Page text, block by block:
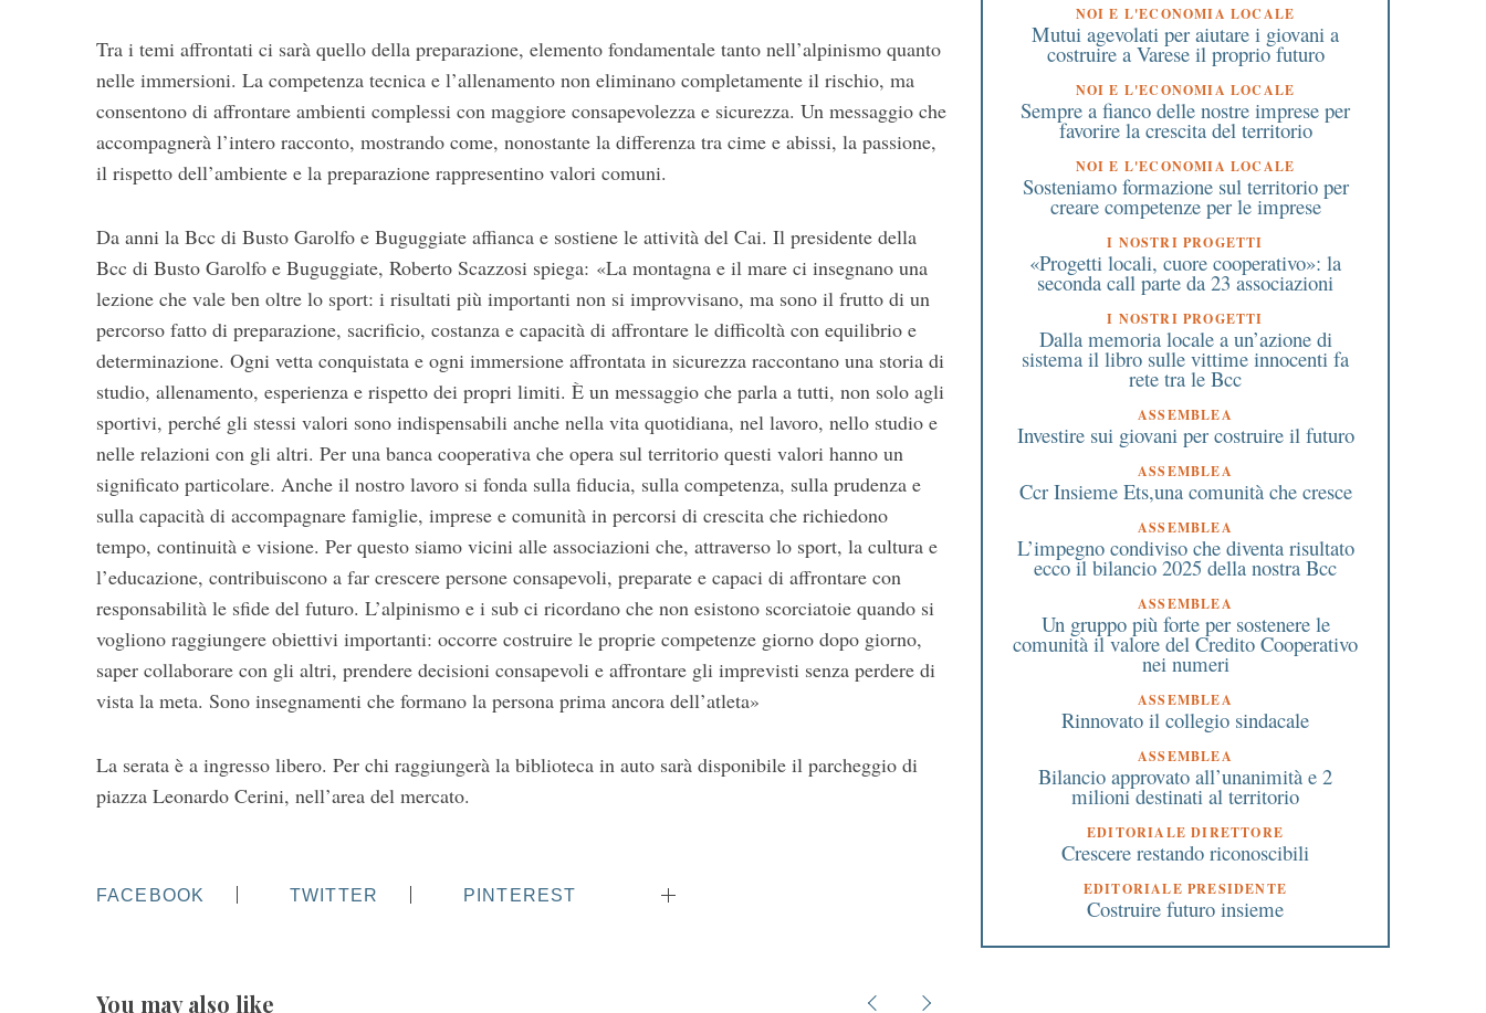
Tra i temi affrontati ci sarà quello della preparazione, elemento fondamentale tanto nell’alpinismo quanto
nelle immersioni. La competenza tecnica e l’allenamento non eliminano completamente il rischio, ma
consentono di affrontare ambienti complessi con maggiore consapevolezza e sicurezza. Un messaggio che
accompagnerà l’intero racconto, mostrando come, nonostante la differenza tra cime e abissi, la passione,
il rispetto dell’ambiente e la preparazione rappresentino valori comuni.
Da anni la Bcc di Busto Garolfo e Buguggiate affianca e sostiene le attività del Cai. Il presidente della
Bcc di Busto Garolfo e Buguggiate, Roberto Scazzosi spiega: «La montagna e il mare ci insegnano una
lezione che vale ben oltre lo sport: i risultati più importanti non si improvvisano, ma sono il frutto di un
percorso fatto di preparazione, sacrificio, costanza e capacità di affrontare le difficoltà con equilibrio e
determinazione. Ogni vetta conquistata e ogni immersione affrontata in sicurezza raccontano una storia di
studio, allenamento, esperienza e rispetto dei propri limiti. È un messaggio che parla a tutti, non solo agli
sportivi, perché gli stessi valori sono indispensabili anche nella vita quotidiana, nel lavoro, nello studio e
nelle relazioni con gli altri. Per una banca cooperativa che opera sul territorio questi valori hanno un
significato particolare. Anche il nostro lavoro si fonda sulla fiducia, sulla competenza, sulla prudenza e
sulla capacità di accompagnare famiglie, imprese e comunità in percorsi di crescita che richiedono
tempo, continuità e visione. Per questo siamo vicini alle associazioni che, attraverso lo sport, la cultura e
l’educazione, contribuiscono a far crescere persone consapevoli, preparate e capaci di affrontare con
responsabilità le sfide del futuro. L’alpinismo e i sub ci ricordano che non esistono scorciatoie quando si
vogliono raggiungere obiettivi importanti: occorre costruire le proprie competenze giorno dopo giorno,
saper collaborare con gli altri, prendere decisioni consapevoli e affrontare gli imprevisti senza perdere di
vista la meta. Sono insegnamenti che formano la persona prima ancora dell’atleta»
La serata è a ingresso libero. Per chi raggiungerà la biblioteca in auto sarà disponibile il parcheggio di
piazza Leonardo Cerini, nell’area del mercato.
FACEBOOK TWITTER PINTEREST
You may also like
NOI E L'ECONOMIA LOCALE
Mutui agevolati per aiutare i giovani a
costruire a Varese il proprio futuro
NOI E L'ECONOMIA LOCALE
Sempre a fianco delle nostre imprese per
favorire la crescita del territorio
NOI E L'ECONOMIA LOCALE
Sosteniamo formazione sul territorio per
creare competenze per le imprese
I NOSTRI PROGETTI
«Progetti locali, cuore cooperativo»: la
seconda call parte da 23 associazioni
I NOSTRI PROGETTI
Dalla memoria locale a un’azione di
sistema il libro sulle vittime innocenti fa
rete tra le Bcc
ASSEMBLEA
Investire sui giovani per costruire il futuro
ASSEMBLEA
Ccr Insieme Ets,una comunità che cresce
ASSEMBLEA
L’impegno condiviso che diventa risultato
ecco il bilancio 2025 della nostra Bcc
ASSEMBLEA
Un gruppo più forte per sostenere le
comunità il valore del Credito Cooperativo
nei numeri
ASSEMBLEA
Rinnovato il collegio sindacale
ASSEMBLEA
Bilancio approvato all’unanimità e 2
milioni destinati al territorio
EDITORIALE DIRETTORE
Crescere restando riconoscibili
EDITORIALE PRESIDENTE
Costruire futuro insieme